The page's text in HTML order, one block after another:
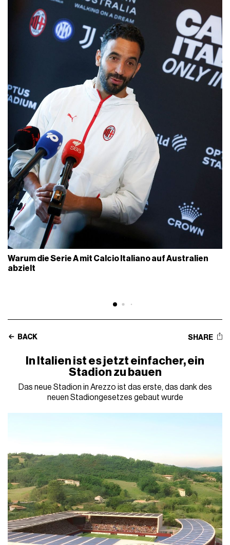
Warum die Serie A mit Calcio Italiano auf Australien
abzielt
BACK SHARE
In Italien ist es jetzt einfacher, ein
Stadion zu bauen
Das neue Stadion in Arezzo ist das erste, das dank des
neuen Stadiongesetzes gebaut wurde